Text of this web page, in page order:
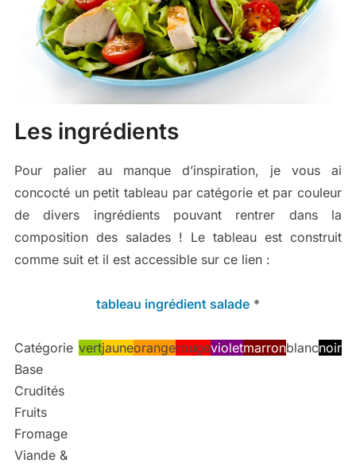
Les ingrédients
Pour palier au manque d’inspiration, je vous ai
concocté un petit tableau par catégorie et par couleur
de divers ingrédients pouvant rentrer dans la
composition des salades ! Le tableau est construit
comme suit et il est accessible sur ce lien :
tableau ingrédient salade *
Catégorie vertjauneorangerougevioletmarronblancnoir
Base
Crudités
Fruits
Fromage
Viande &